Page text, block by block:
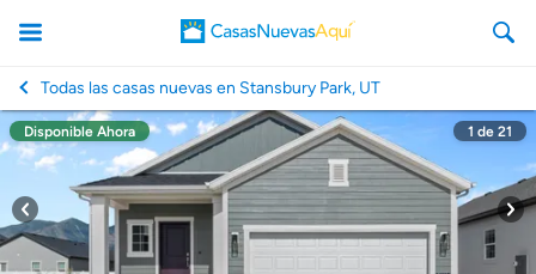
CasasNuevasAqui
Todas las casas nuevas en Stansbury Park, UT
Disponible Ahora 1 de 21